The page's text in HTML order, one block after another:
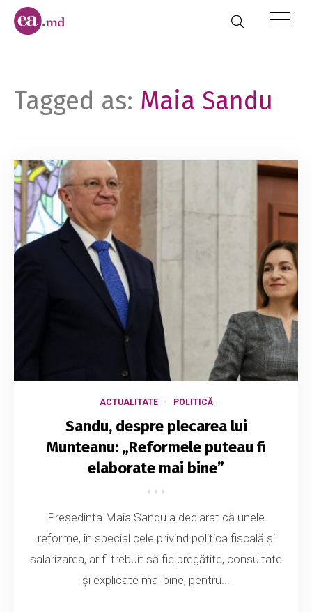
Tagged as: Maia Sandu
ACTUALITATE POLITICĂ
Sandu, despre plecarea lui
Munteanu: „Reformele puteau fi
elaborate mai bine”
Președinta Maia Sandu a declarat că unele
reforme, în special cele privind politica fiscală și
salarizarea, ar fi trebuit să fie pregătite, consultate
și explicate mai bine, pentru...